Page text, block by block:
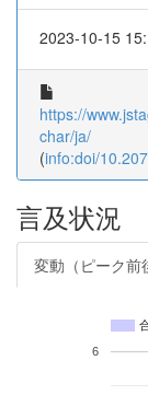
2023-10-15
https://
char/ja/
(info:doi/
言及状況
変動（ピーク前
6